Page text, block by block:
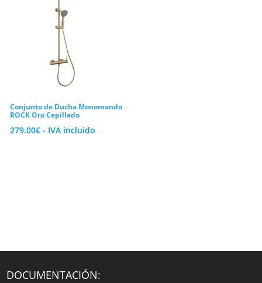
Conjunto de Ducha Monomando
ROCK Oro Cepillado
279.00€ - IVA incluido
DOCUMENTACIÓN: